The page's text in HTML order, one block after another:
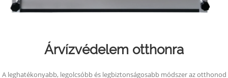
Árvízvédelem otthonra
A leghatékonyabb, legolcsóbb és legbiztonságosabb módszer az otthonod